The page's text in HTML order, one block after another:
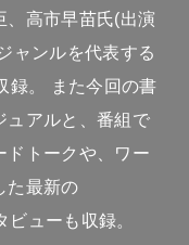
、高市早苗氏(出演
ャンルを代表する
録。 また今回の書
ュアルと、番組で
ドトークや、ワー
た最新の
ューも収録。